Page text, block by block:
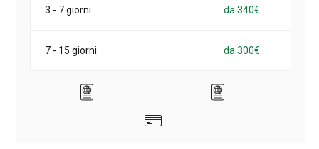
3 - 7 giorni da 340€
7 - 15 giorni da 300€